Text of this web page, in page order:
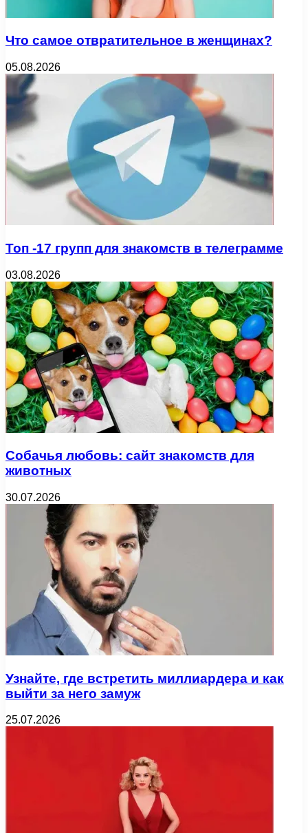
Что самое отвратительное в женщинах?
05.08.2026
Топ -17 групп для знакомств в телеграмме
03.08.2026
Собачья любовь: сайт знакомств для
животных
30.07.2026
Узнайте, где встретить миллиардера и как
выйти за него замуж
25.07.2026